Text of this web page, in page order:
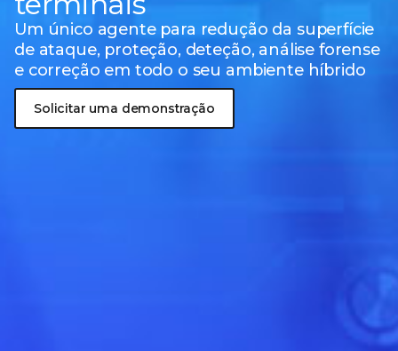
Um único agente para redução da superfície
de ataque, proteção, deteção, análise forense
e correção em todo o seu ambiente híbrido
Solicitar uma demonstração